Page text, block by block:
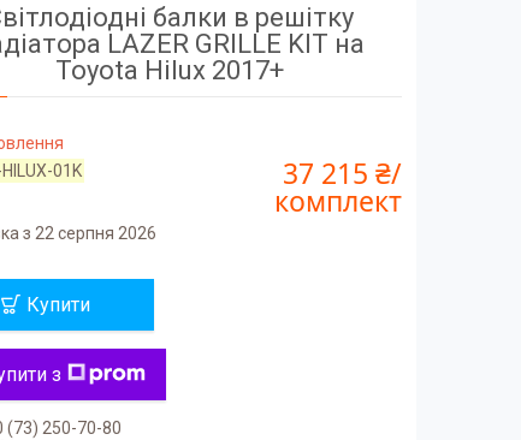
балки в решітку
LAZER GRILLE KIT на
Toyota Hilux 2017+
HILUX-01K
з 22 серпня 2026
37 215 ₴/
комплект
Купити
з
(73) 250-70-80